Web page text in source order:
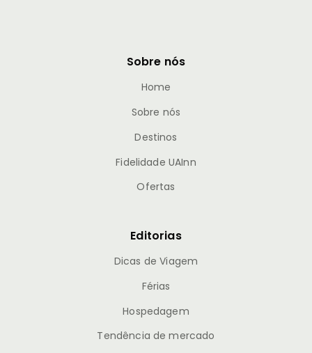
Sobre nós
Home
Sobre nós
Destinos
Fidelidade UAInn
Ofertas
Editorias
Dicas de Viagem
Férias
Hospedagem
Tendência de mercado